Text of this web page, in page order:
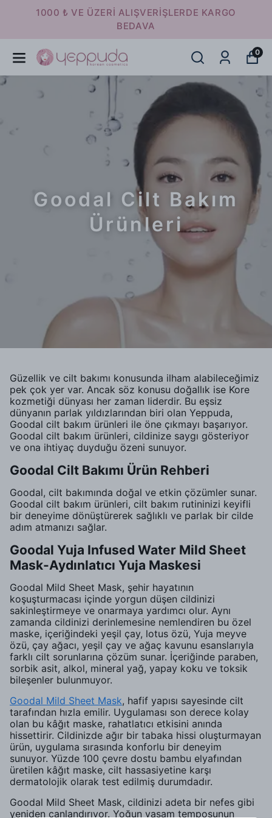
16:00 ' A KADAR VERİLEN SİPARİŞLER
AYNI GÜN KARGODA
0
Goodal Cilt Bakım
Ürünleri
Güzellik ve cilt bakımı konusunda ilham alabileceğimiz
pek çok yer var. Ancak söz konusu doğallık ise Kore
kozmetiği dünyası her zaman liderdir. Bu eşsiz
dünyanın parlak yıldızlarından biri olan Yeppuda,
Goodal cilt bakım ürünleri ile öne çıkmayı başarıyor.
Goodal cilt bakım ürünleri, cildinize saygı gösteriyor
ve ona ihtiyaç duyduğu özeni sunuyor.
Goodal Cilt Bakımı Ürün Rehberi
Goodal, cilt bakımında doğal ve etkin çözümler sunar.
Goodal cilt bakım ürünleri, cilt bakım rutininizi keyifli
bir deneyime dönüştürerek sağlıklı ve parlak bir cilde
adım atmanızı sağlar.
Goodal Yuja Infused Water Mild Sheet
Mask-Aydınlatıcı Yuja Maskesi
Goodal Mild Sheet Mask, şehir hayatının
koşuşturmacası içinde yorgun düşen cildinizi
sakinleştirmeye ve onarmaya yardımcı olur. Aynı
zamanda cildinizi derinlemesine nemlendiren bu özel
maske, içeriğindeki yeşil çay, lotus özü, Yuja meyve
özü, çay ağacı, yeşil çay ve ağaç kavunu esanslarıyla
farklı cilt sorunlarına çözüm sunar. İçeriğinde paraben,
sorbik asit, alkol, mineral yağ, yapay koku ve toksik
bileşenler bulunmuyor.
Goodal Mild Sheet Mask, hafif yapısı sayesinde cilt
tarafından hızla emilir. Uygulaması son derece kolay
olan bu kâğıt maske, rahatlatıcı etkisini anında
hissettirir. Cildinizde ağır bir tabaka hissi oluşturmayan
ürün, uygulama sırasında konforlu bir deneyim
sunuyor. Yüzde 100 çevre dostu bambu elyafından
üretilen kâğıt maske, cilt hassasiyetine karşı
dermatolojik olarak test edilmiş durumdadır.
Goodal Mild Sheet Mask, cildinizi adeta bir nefes gibi
yeniden canlandırıyor. Yoğun yaşam temposunun